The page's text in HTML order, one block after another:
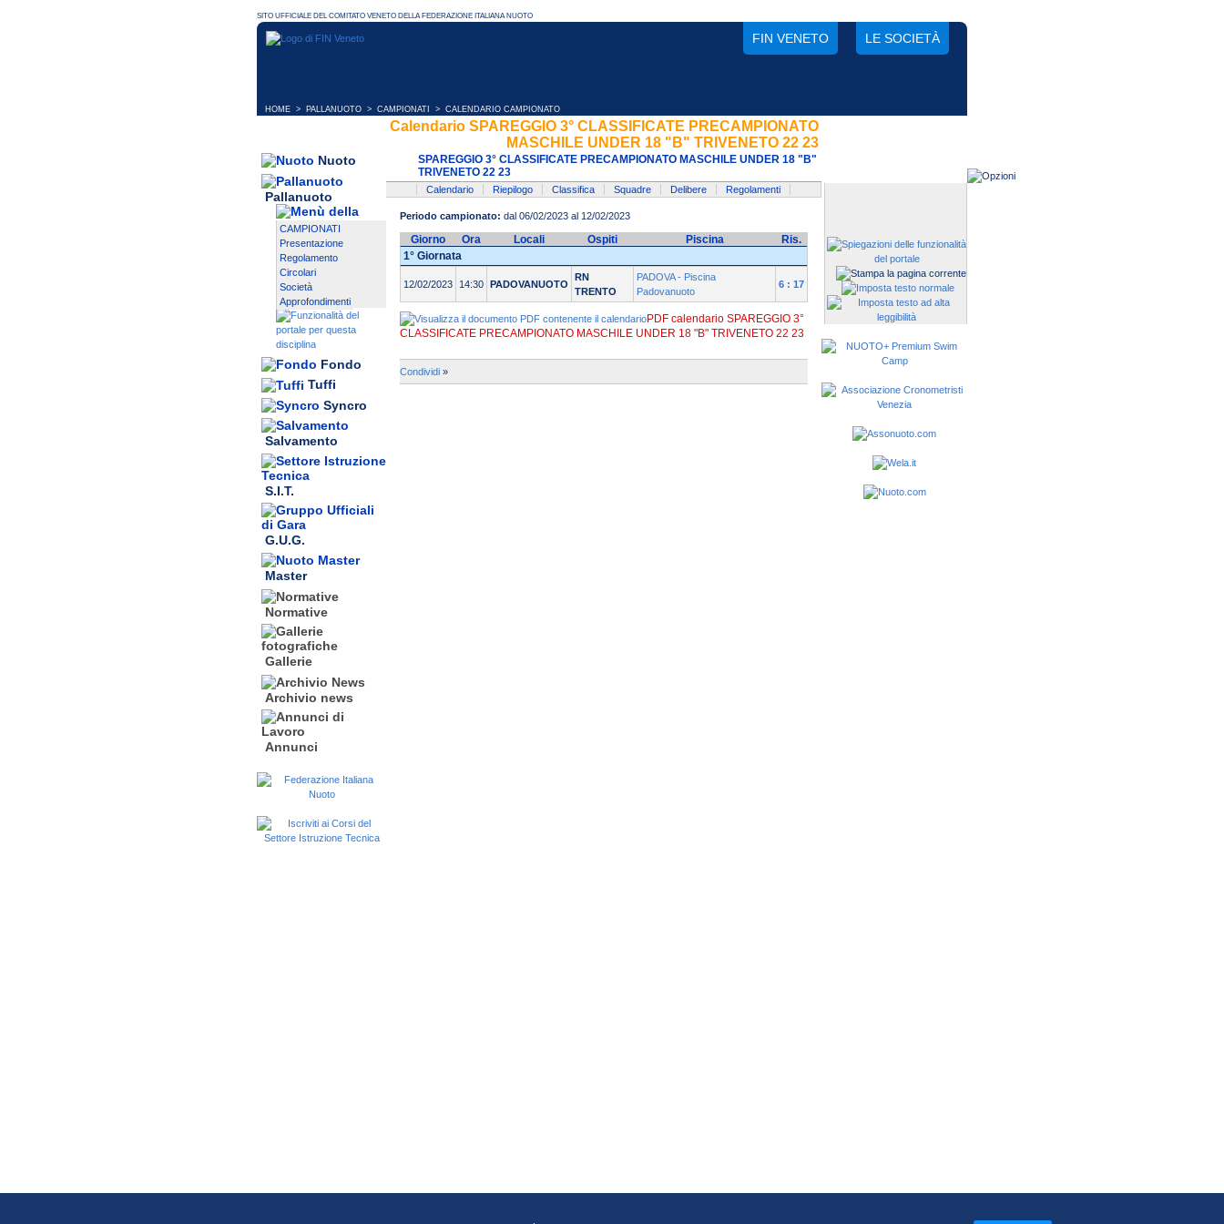
FIN VENETO LE SOCIETÀ
HOME > PALLANUOTO > CAMPIONATI > CALENDARIO CAMPIONATO
Nuoto
Pallanuoto
CAMPIONATI
Presentazione
Regolamento
Circolari
Società
Approfondimenti
Fondo
Tuffi
Syncro
Salvamento
S.I.T.
G.U.G.
Master
Normative
Gallerie
Archivio news
Annunci
Calendario SPAREGGIO 3° CLASSIFICATE PRECAMPIONATO
MASCHILE UNDER 18 "B" TRIVENETO 22 23
SPAREGGIO 3° CLASSIFICATE PRECAMPIONATO MASCHILE UNDER 18 "B"
TRIVENETO 22 23
Calendario Riepilogo Classifica Squadre Delibere Regolamenti
Periodo campionato: dal 06/02/2023 al 12/02/2023
Giorno Ora Locali Ospiti Piscina
Ris.
1° Giornata
12/02/2023 14:30 PADOVANUOTO
RN
TRENTO
PADOVA - Piscina
Padovanuoto
6 : 17
PDF calendario SPAREGGIO 3°
CLASSIFICATE PRECAMPIONATO MASCHILE UNDER 18 "B" TRIVENETO 22 23
Condividi »